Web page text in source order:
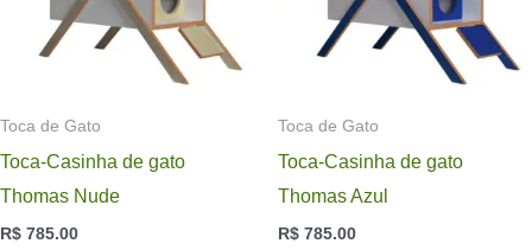
Toca de Gato
Toca-Casinha de gato
Thomas Nude
R$ 785.00
Toca de Gato
Toca-Casinha de gato
Thomas Azul
R$ 785.00